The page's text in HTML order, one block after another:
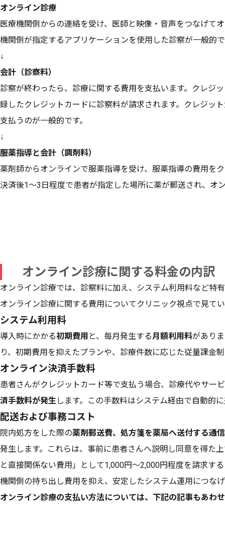
オンライン診療
医療機関側からの連絡を受け、医師と映像・音声をつなげて
機関側が指定するアプリケーションを使用した診察が一般的
↓
会計（診察料）
診察が終わったら、診療に関する費用を支払います。クレジ
録したクレジットカードに診察料が請求されます。クレジッ
支払うのが一般的です。
↓
服薬指導と会計（調剤料）
薬剤師からオンラインで服薬指導を受け、服薬指導の費用を
決済後1〜3日程度で患者が指定した場所に薬が郵送され、オ
オンライン診療に関する料金の内訳
オンライン診療では、診察料に加え、システム利用料など特
オンライン診療に関する費用についてクリニック視点で見て
システム利用料
導入時にかかる初期費用 と、毎月発生する月額利用料があり
り、初期費用を抑えたプランや、診療件数に応じた従量課金
オンライン決済手数料
患者さんがクレジットカード等で支払う場合、診療代やサー
済手数料が発生 します。この手数料はシステム経由で自動的
配送および事務コスト
院内処方をした際の薬剤郵送費、処方箋を薬局へ送付する通
発生します。これらは、事前に患者さんへ説明し同意を得た
と直接関係ない費用」として1,000円〜2,000円程度を請求す
機関側の持ち出し費用を抑え、安定したシステム運用につな
オンライン診療の支払い方法については、下記の記事もあわ